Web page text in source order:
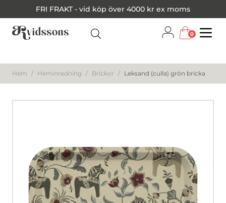
FRI FRAKT - vid köp över 4000 kr ex moms
0
Hem / Heminredning / Brickor / Leksand (culla) grön bricka